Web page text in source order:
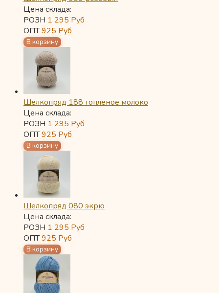
Цена склада:
РОЗН 1 295 Руб
ОПТ925 Руб
Шелкопряд 188 топленое молоко
Цена склада:
РОЗН 1 295 Руб
ОПТ925 Руб
Шелкопряд 080 экрю
Цена склада:
РОЗН 1 295 Руб
ОПТ925 Руб